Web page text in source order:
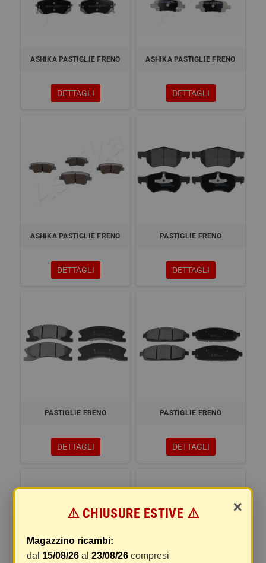
ASHIKA PASTIGLIE FRENO
DETTAGLI
ASHIKA PASTIGLIE FRENO
DETTAGLI
ASHIKA PASTIGLIE FRENO
DETTAGLI
PASTIGLIE FRENO
DETTAGLI
PASTIGLIE FRENO
DETTAGLI
PASTIGLIE FRENO
DETTAGLI
×
⚠️ CHIUSURE ESTIVE ⚠️
Magazzino ricambi:
dal 15/08/26 al23/08/26 compresi